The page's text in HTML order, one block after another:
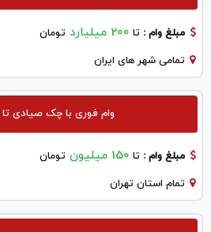
مبلغ وام : تا 200 میلیارد تومان
تمامی شهر های ایران
وام فوری با چک صیادی تا 150
مبلغ وام : تا 150 میلیون تومان
تمام استان تهران